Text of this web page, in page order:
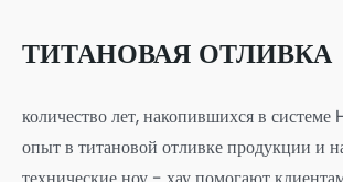
ТИТАНОВАЯ ОТЛИВКА
количество лет, накопившихся в системе
опыт в титановой отливке продукции и